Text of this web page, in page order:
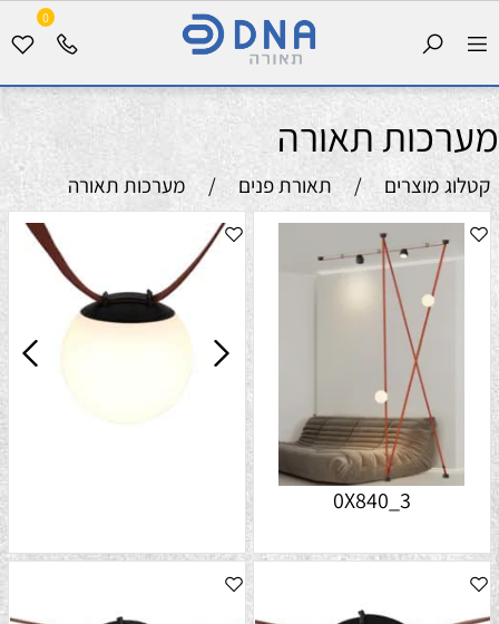
0
מערכות תאורה
קטלוג מוצרים / תאורת פנים / מערכות תאורה
3_0X840